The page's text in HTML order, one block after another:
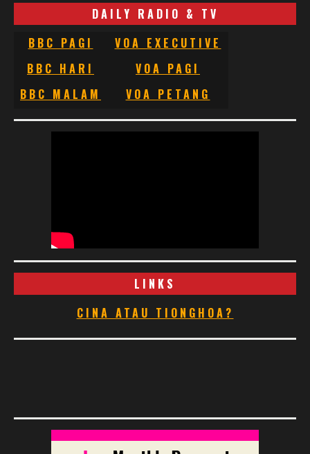
DAILY RADIO & TV
BBC PAGI
VOA EXECUTIVE
BBC HARI
VOA PAGI
BBC MALAM
VOA PETANG
LINKS
CINA ATAU TIONGHOA?